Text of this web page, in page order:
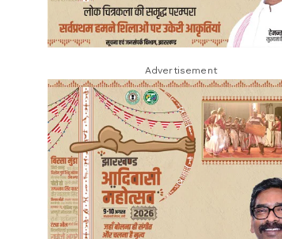
Advertisement